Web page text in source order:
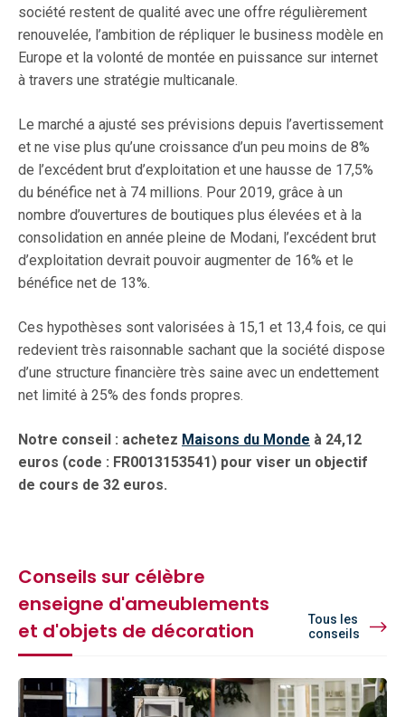
société restent de qualité avec une offre régulièrement
renouvelée, l’ambition de répliquer le business modèle en
Europe et la volonté de montée en puissance sur internet
à travers une stratégie multicanale.
Le marché a ajusté ses prévisions depuis l’avertissement
et ne vise plus qu’une croissance d’un peu moins de 8%
de l’excédent brut d’exploitation et une hausse de 17,5%
du bénéfice net à 74 millions. Pour 2019, grâce à un
nombre d’ouvertures de boutiques plus élevées et à la
consolidation en année pleine de Modani, l’excédent brut
d’exploitation devrait pouvoir augmenter de 16% et le
bénéfice net de 13%.
Ces hypothèses sont valorisées à 15,1 et 13,4 fois, ce qui
redevient très raisonnable sachant que la société dispose
d’une structure financière très saine avec un endettement
net limité à 25% des fonds propres.
Notre conseil : achetez Maisons du Monde à 24,12
euros (code : FR0013153541) pour viser un objectif
de cours de 32 euros.
Conseils sur célèbre
enseigne d'ameublements
et d'objets de décoration
Tous les
conseils